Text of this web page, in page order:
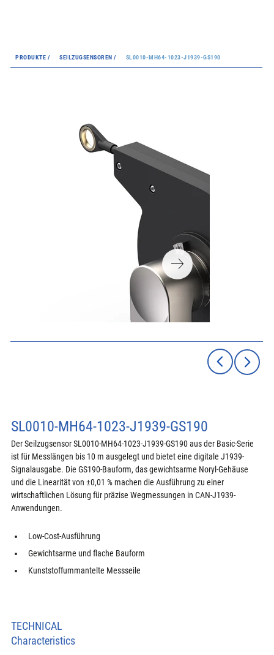
PRODUKTE / SEILZUGSENSOREN / SL0010-MH64-1023-J1939-GS190
SL0010-MH64-1023-J1939-GS190
Der Seilzugsensor SL0010-MH64-1023-J1939-GS190 aus der Basic-Serie
ist für Messlängen bis 10 m ausgelegt und bietet eine digitale J1939-
Signalausgabe. Die GS190-Bauform, das gewichtsarme Noryl-Gehäuse
und die Linearität von ±0,01 % machen die Ausführung zu einer
wirtschaftlichen Lösung für präzise Wegmessungen in CAN-J1939-
Anwendungen.
Low-Cost-Ausführung
Gewichtsarme und flache Bauform
Kunststoffummantelte Messseile
TECHNICAL
Characteristics